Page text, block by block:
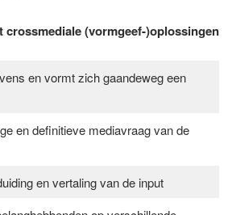
crossmediale (vormgeef-)oplossingen
en vormt zich gaandeweg een
en definitieve mediavraag van de
en vertaling van de input